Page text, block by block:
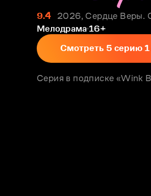
9.4
2026, Сердце Веры.
Мелодрама 16+
Смотреть 5 серию 1
Серия в подписке «Wink